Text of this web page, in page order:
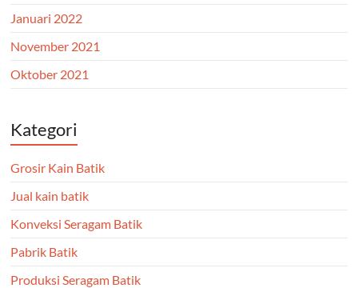
Januari 2022
November 2021
Oktober 2021
Kategori
Grosir Kain Batik
Jual kain batik
Konveksi Seragam Batik
Pabrik Batik
Produksi Seragam Batik